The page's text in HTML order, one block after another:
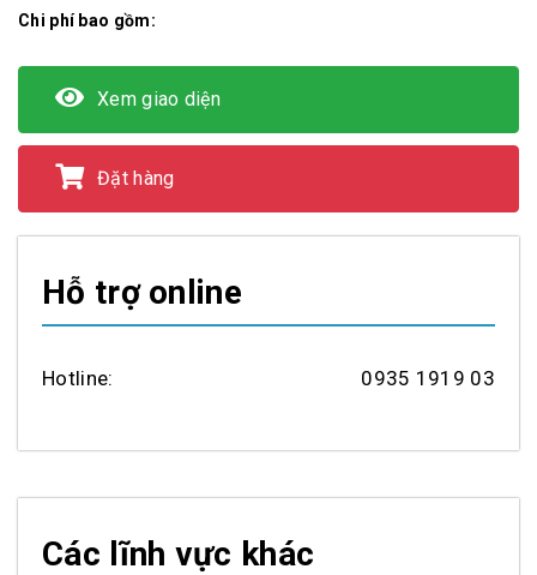
Chi phí bao gồm:
Xem giao diện
Đặt hàng
Hỗ trợ online
Hotline: 0935 1919 03
Các lĩnh vực khác